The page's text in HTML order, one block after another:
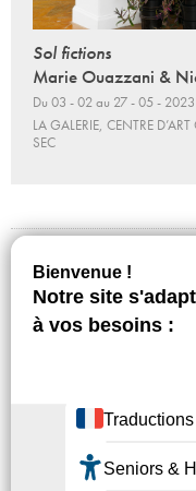
Sol fictions
Marie Ouazzani &
Du 03 - 02 au 27 - 05 - 2023
LA GALERIE, CENTRE
SEC
TÉLÉCHARGEZ
Dossier de presse